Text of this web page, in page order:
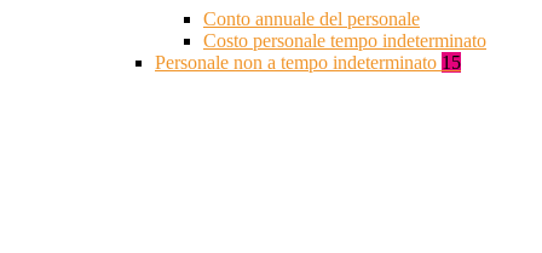
Conto annuale del personale
Costo personale tempo indeterminato
Personale non a tempo indeterminato 15